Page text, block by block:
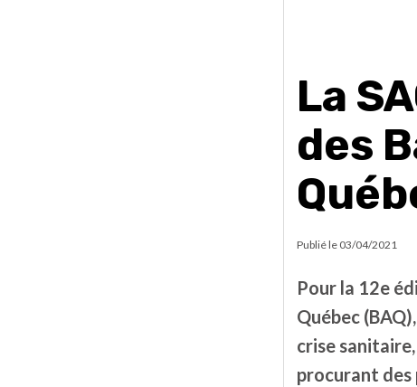
La
des
Publié le 03/04/2021
Pour la 12e
Québec
crise
procurant des